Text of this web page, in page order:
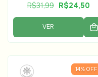
R$31,99 R$24,50
VER
14% OFF